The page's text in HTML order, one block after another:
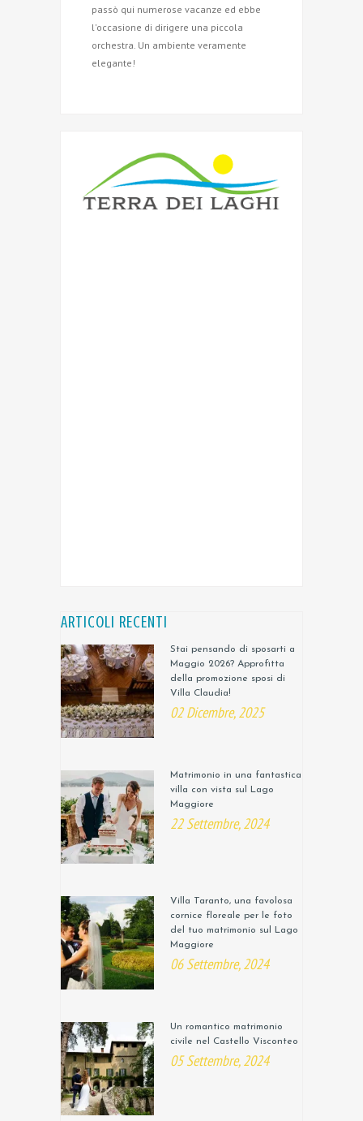
passò qui numerose vacanze ed ebbe
l'occasione di dirigere una piccola
orchestra. Un ambiente veramente
elegante!
ARTICOLI RECENTI
Stai pensando di sposarti a
Maggio 2026? Approfitta
della promozione sposi di
Villa Claudia!
02 Dicembre, 2025
Matrimonio in una fantastica
villa con vista sul Lago
Maggiore
22 Settembre, 2024
Villa Taranto, una favolosa
cornice floreale per le foto
del tuo matrimonio sul Lago
Maggiore
06 Settembre, 2024
Un romantico matrimonio
civile nel Castello Visconteo
05 Settembre, 2024